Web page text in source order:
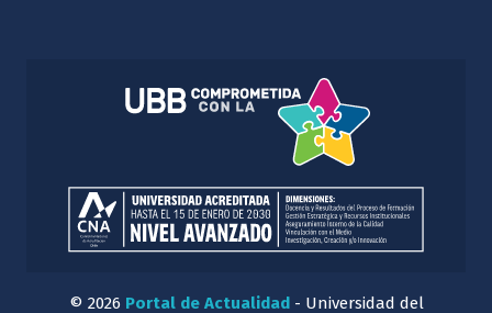
© 2026 Portal de Actualidad- Universidad del